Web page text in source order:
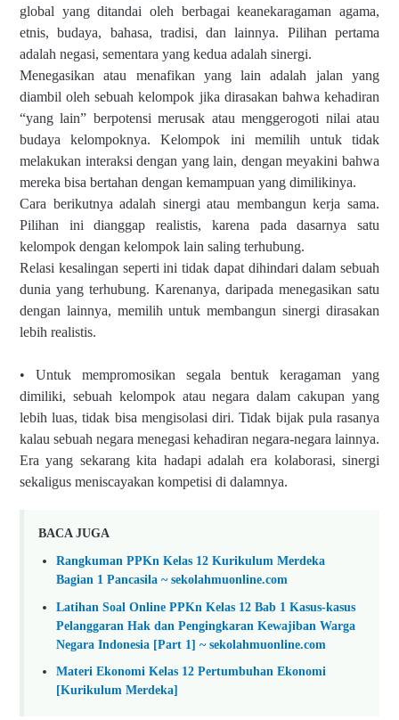
global yang ditandai oleh berbagai keanekaragaman agama,
etnis, budaya, bahasa, tradisi, dan lainnya. Pilihan pertama
adalah negasi, sementara yang kedua adalah sinergi.
Menegasikan atau menafikan yang lain adalah jalan yang
diambil oleh sebuah kelompok jika dirasakan bahwa kehadiran
“yang lain” berpotensi merusak atau menggerogoti nilai atau
budaya kelompoknya. Kelompok ini memilih untuk tidak
melakukan interaksi dengan yang lain, dengan meyakini bahwa
mereka bisa bertahan dengan kemampuan yang dimilikinya.
Cara berikutnya adalah sinergi atau membangun kerja sama.
Pilihan ini dianggap realistis, karena pada dasarnya satu
kelompok dengan kelompok lain saling terhubung.
Relasi kesalingan seperti ini tidak dapat dihindari dalam sebuah
dunia yang terhubung. Karenanya, daripada menegasikan satu
dengan lainnya, memilih untuk membangun sinergi dirasakan
lebih realistis.
• Untuk mempromosikan segala bentuk keragaman yang
dimiliki, sebuah kelompok atau negara dalam cakupan yang
lebih luas, tidak bisa mengisolasi diri. Tidak bijak pula rasanya
kalau sebuah negara menegasi kehadiran negara-negara lainnya.
Era yang sekarang kita hadapi adalah era kolaborasi, sinergi
sekaligus meniscayakan kompetisi di dalamnya.
BACA JUGA
Rangkuman PPKn Kelas 12 Kurikulum Merdeka
Bagian 1 Pancasila ~ sekolahmuonline.com
Latihan Soal Online PPKn Kelas 12 Bab 1 Kasus-kasus
Pelanggaran Hak dan Pengingkaran Kewajiban Warga
Negara Indonesia [Part 1] ~ sekolahmuonline.com
Materi Ekonomi Kelas 12 Pertumbuhan Ekonomi
[Kurikulum Merdeka]